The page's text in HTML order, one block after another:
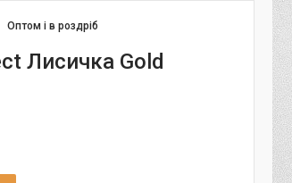
Оптом і в роздріб
Лисичка Gold